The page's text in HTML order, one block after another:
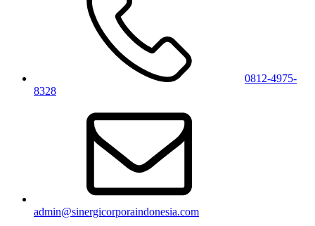
0812-4975-
8328
admin@sinergicorporaindonesia.com